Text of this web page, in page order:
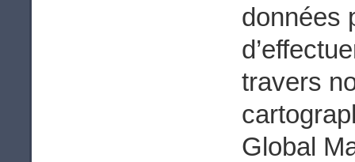
données
travers
Global